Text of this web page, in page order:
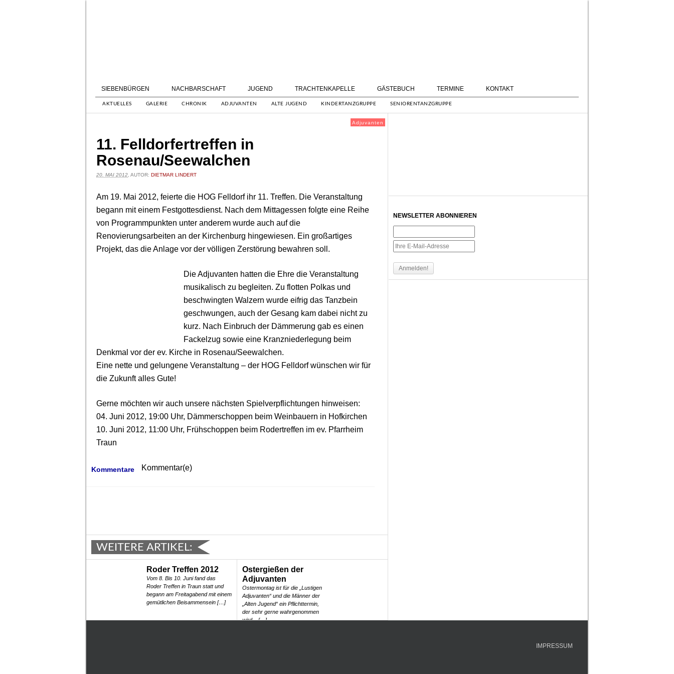
SIEBENBÜRGEN NACHBARSCHAFT JUGEND TRACHTENKAPELLE GÄSTEBUCH TERMINE KONTAKT
AKTUELLES GALERIE CHRONIK ADJUVANTEN ALTE JUGEND KINDERTANZGRUPPE SENIORENTANZGRUPPE
Adjuvanten
11. Felldorfertreffen in
Rosenau/Seewalchen
20. MAI 2012 , AUTOR: DIETMAR LINDERT
Am 19. Mai 2012, feierte die HOG Felldorf ihr 11. Treffen. Die Veranstaltung
begann mit einem Festgottesdienst. Nach dem Mittagessen folgte eine Reihe
von Programmpunkten unter anderem wurde auch auf die
Renovierungsarbeiten an der Kirchenburg hingewiesen. Ein großartiges
Projekt, das die Anlage vor der völligen Zerstörung bewahren soll.
Die Adjuvanten hatten die Ehre die Veranstaltung
musikalisch zu begleiten. Zu flotten Polkas und
beschwingten Walzern wurde eifrig das Tanzbein
geschwungen, auch der Gesang kam dabei nicht zu
kurz. Nach Einbruch der Dämmerung gab es einen
Fackelzug sowie eine Kranzniederlegung beim
Denkmal vor der ev. Kirche in Rosenau/Seewalchen.
Eine nette und gelungene Veranstaltung – der HOG Felldorf wünschen wir für
die Zukunft alles Gute!
Gerne möchten wir auch unsere nächsten Spielverpflichtungen hinweisen:
04. Juni 2012, 19:00 Uhr, Dämmerschoppen beim Weinbauern in Hofkirchen
10. Juni 2012, 11:00 Uhr, Frühschoppen beim Rodertreffen im ev. Pfarrheim
Traun
Kommentare Kommentar(e)
WEITERE ARTIKEL:
Roder Treffen 2012
Vom 8. Bis 10. Juni fand das
Roder Treffen in Traun statt und
begann am Freitagabend mit einem
gemütlichen Beisammensein […]
Ostergießen der
Adjuvanten
Ostermontag ist für die „Lustigen
Adjuvanten“ und die Männer der
„Alten Jugend“ ein Pflichttermin,
der sehr gerne wahrgenommen
wird – […]
NEWSLETTER ABONNIEREN
IMPRESSUM